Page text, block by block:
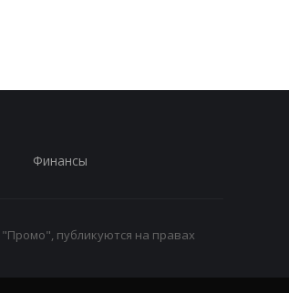
Финансы
публикуются на правах